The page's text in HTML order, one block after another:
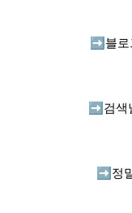
➡️ 블
➡️ 검색
➡️ 정